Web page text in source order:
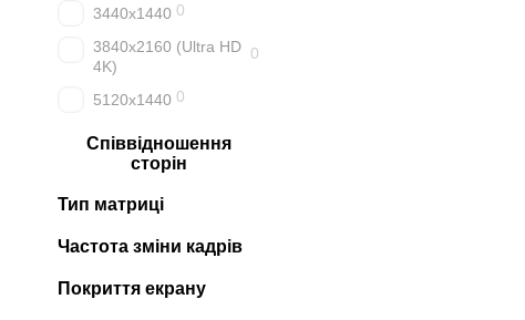
3440x1440 0
3840x2160 (Ultra HD
4K)
0
5120x1440 0
Співвідношення
сторін
Тип матриці
Частота зміни кадрів
Покриття екрану